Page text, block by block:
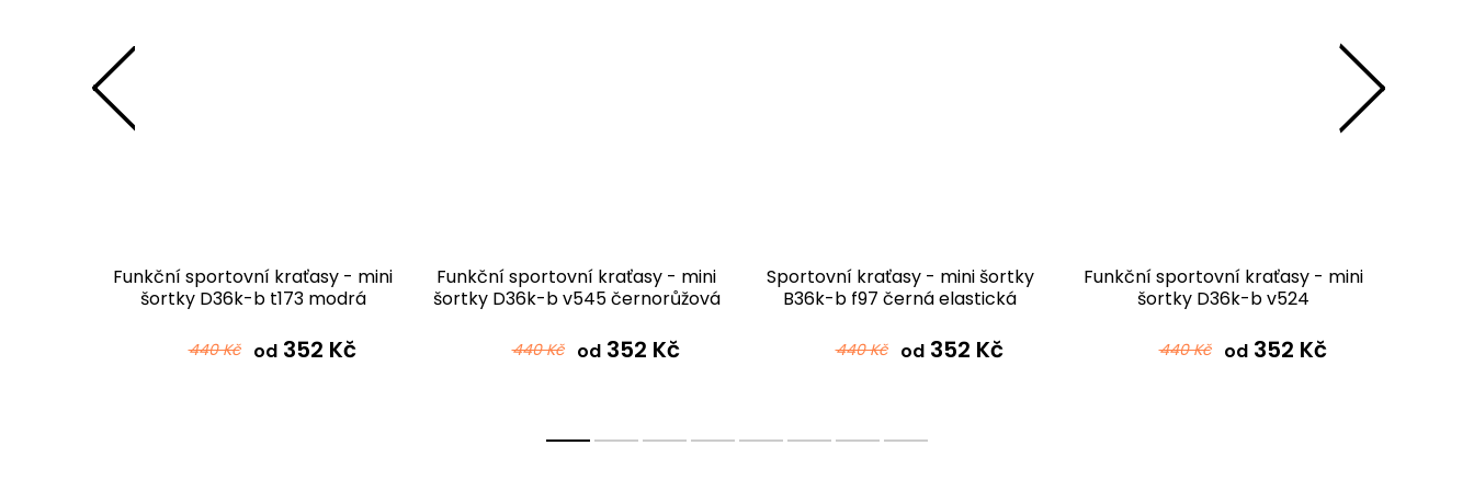
Funkční sportovní kraťasy - mini
šortky D36k-b t173 modrá
440 Kč od352 Kč
Funkční sportovní kraťasy - mini
šortky D36k-b v545 černorůžová
440 Kč od352 Kč
Sportovní kraťasy - mini šortky
B36k-b f97 černá elastická
440 Kč od352 Kč
Funkční sportovní kraťasy - mini
šortky D36k-b v524
440 Kč od352 Kč